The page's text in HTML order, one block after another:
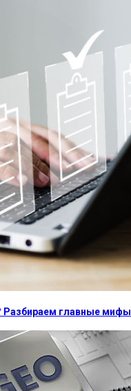
Разбираем главные мифы